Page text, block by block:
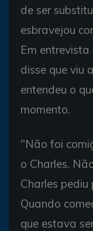
de ser
esbravejou
Em
disse que viu
entendeu o
momento.
"Não foi
o Charles.
Charles
Quando
que estava